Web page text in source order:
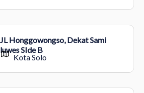
JL Honggowongso, Dekat Sami
luwes SIde B
Kota Solo